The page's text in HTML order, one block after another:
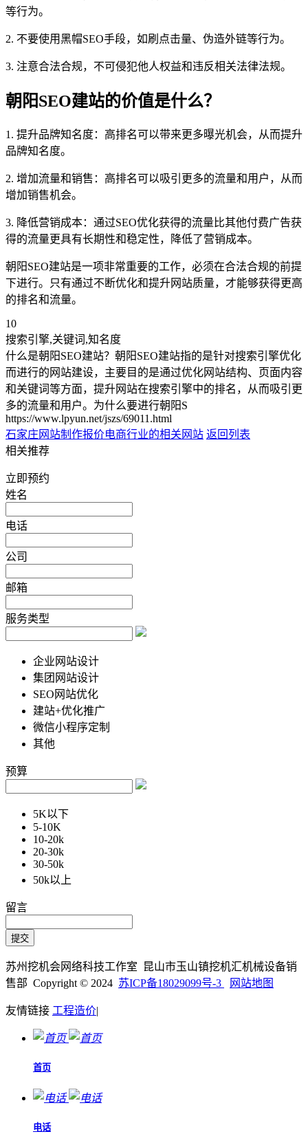
等行为。
2. 不要使用黑帽SEO手段，如刷点击量、伪造外链等行为。
3. 注意合法合规，不可侵犯他人权益和违反相关法律法规。
朝阳SEO建站的价值是什么？
1. 提升品牌知名度：高排名可以带来更多曝光机会，从而提升
品牌知名度。
2. 增加流量和销售：高排名可以吸引更多的流量和用户，从而
增加销售机会。
3. 降低营销成本：通过SEO优化获得的流量比其他付费广告获
得的流量更具有长期性和稳定性，降低了营销成本。
朝阳SEO建站是一项非常重要的工作，必须在合法合规的前提
下进行。只有通过不断优化和提升网站质量，才能够获得更高
的排名和流量。
10
搜索引擎,关键词,知名度
什么是朝阳SEO建站？朝阳SEO建站指的是针对搜索引擎优化
而进行的网站建设，主要目的是通过优化网站结构、页面内容
和关键词等方面，提升网站在搜索引擎中的排名，从而吸引更
多的流量和用户。为什么要进行朝阳S
https://www.lpyun.net/jszs/69011.html
石家庄网站制作报价电商行业的相关网站 返回列表
相关推荐
立即预约
姓名
电话
公司
邮箱
服务类型
企业网站设计
集团网站设计
SEO网站优化
建站+优化推广
微信小程序定制
其他
预算
5K以下
5-10K
10-20k
20-30k
30-50k
50k以上
留言
苏州挖机会网络科技工作室 昆山市玉山镇挖机汇机械设备销
售部 Copyright © 2024 苏ICP备18029099号-3 网站地图
友情链接 工程造价|
首页
电话